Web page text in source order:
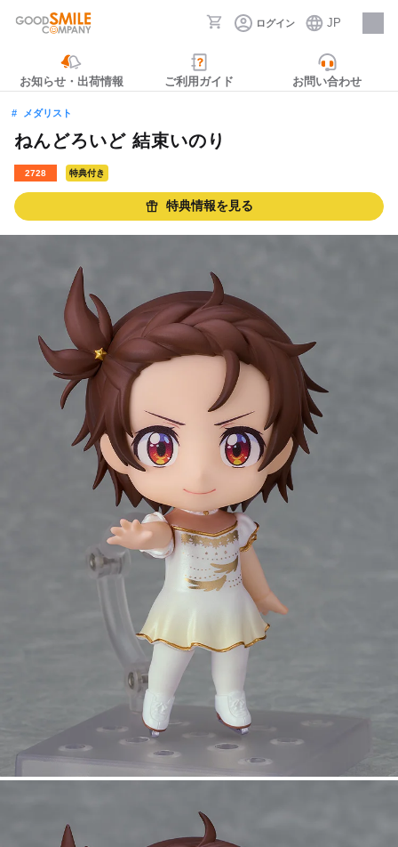
ログイン JP
採用情報
お知らせ・出荷情報 ご利用ガイド お問い合わせ
メダリスト
ねんどろいど 結束いのり
2728 特典付き
特典情報を見る